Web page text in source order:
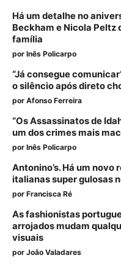
Há um detalhe no
Beckham e Nicola Peltz
família
por Inês Policarpo
“Já consegue
o silêncio após direto
por Afonso Ferreira
“Os Assassinatos de
um dos crimes mais
por Inês Policarpo
Antonino’s. Há um
italianas super gulosas
por Francisca Ré
As fashionistas
arrojados mudam
visuais
por João Valadares